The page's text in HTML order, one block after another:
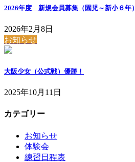
2026年度 新規会員募集（園児～新小６年）
2026年2月8日
お知らせ
大阪少女（公式戦）優勝！
2025年10月11日
カテゴリー
お知らせ
体験会
練習日程表